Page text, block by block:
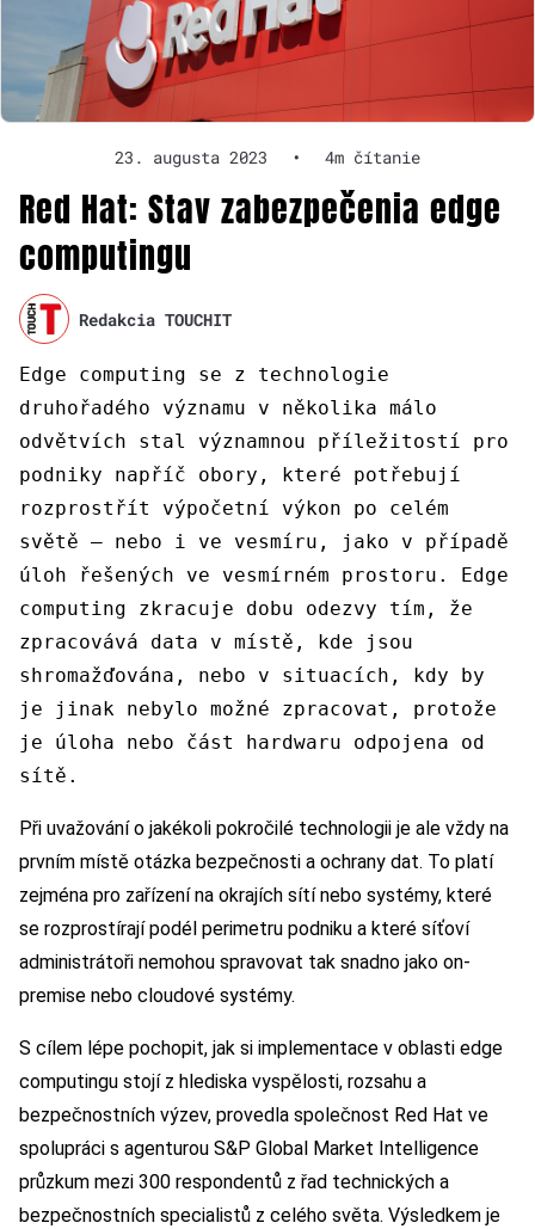
23. augusta 2023 • 4m čítanie
Red Hat: Stav zabezpečenia edge
computingu
Redakcia TOUCHIT
Edge computing se z technologie
druhořadého významu v několika málo
odvětvích stal významnou příležitostí pro
podniky napříč obory, které potřebují
rozprostřít výpočetní výkon po celém
světě – nebo i ve vesmíru, jako v případě
úloh řešených ve vesmírném prostoru. Edge
computing zkracuje dobu odezvy tím, že
zpracovává data v místě, kde jsou
shromažďována, nebo v situacích, kdy by
je jinak nebylo možné zpracovat, protože
je úloha nebo část hardwaru odpojena od
sítě.
Při uvažování o jakékoli pokročilé technologii je ale vždy na
prvním místě otázka bezpečnosti a ochrany dat. To platí
zejména pro zařízení na okrajích sítí nebo systémy, které
se rozprostírají podél perimetru podniku a které síťoví
administrátoři nemohou spravovat tak snadno jako on-
premise nebo cloudové systémy.
S cílem lépe pochopit, jak si implementace v oblasti edge
computingu stojí z hlediska vyspělosti, rozsahu a
bezpečnostních výzev, provedla společnost Red Hat ve
spolupráci s agenturou S&P Global Market Intelligence
průzkum mezi 300 respondentů z řad technických a
bezpečnostních specialistů z celého světa. Výsledkem je